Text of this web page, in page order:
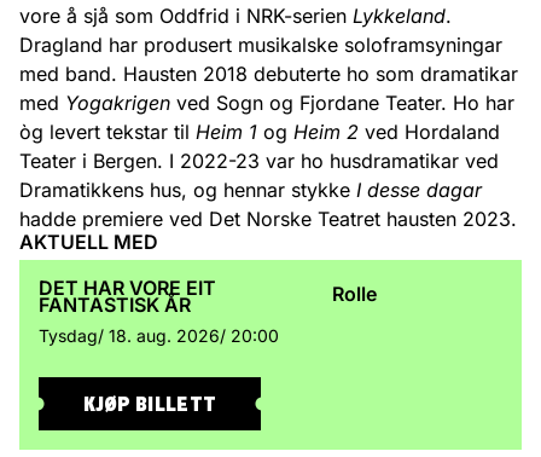
vore å sjå som Oddfrid i NRK-serien Lykkeland.
Dragland har produsert musikalske soloframsyningar
med band. Hausten 2018 debuterte ho som dramatikar
med Yogakrigen ved Sogn og Fjordane Teater. Ho har
òg levert tekstar til Heim 1 og Heim 2 ved Hordaland
Teater i Bergen. I 2022-23 var ho husdramatikar ved
Dramatikkens hus, og hennar stykke I desse dagar
hadde premiere ved Det Norske Teatret hausten 2023.
AKTUELL MED
DET HAR VORE EIT
FANTASTISK ÅR
Tysdag/ 18. aug. 2026/ 20:00
Rolle
KJØP BILLETT